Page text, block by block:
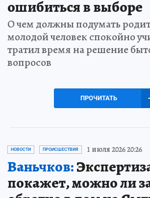
ошибиться в выборе
О чем должны подумать
молодой человек спокойно
тратил время на решение
вопросов
ПРОЧИТАТЬ
НОВОСТИ ПРОИСШЕСТВИЯ 1 июля 2026 20:26
Ваньчков:
покажет, можно ли